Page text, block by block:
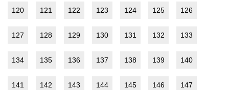
120 121 122 123 124 125 126
127 128 129 130 131 132 133
134 135 136 137 138 139 140
141 142 143 144 145 146 147